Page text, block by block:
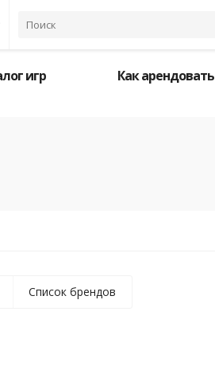
игр Как арендовать
Список брендов